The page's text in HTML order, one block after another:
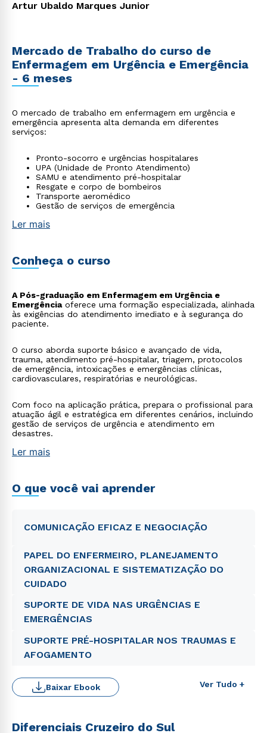
Artur Ubaldo Marques Junior
Mercado de Trabalho do curso de
Enfermagem em Urgência e Emergência
- 6 meses
O mercado de trabalho em enfermagem em urgência e
emergência apresenta alta demanda em diferentes
serviços:
Pronto-socorro e urgências hospitalares
UPA (Unidade de Pronto Atendimento)
SAMU e atendimento pré-hospitalar
Resgate e corpo de bombeiros
Transporte aeromédico
Gestão de serviços de emergência
Ler mais
Conheça o curso
A Pós-graduação em Enfermagem em Urgência e
Emergênciaoferece uma formação especializada, alinhada
às exigências do atendimento imediato e à segurança do
paciente.
O curso aborda suporte básico e avançado de vida,
trauma, atendimento pré-hospitalar, triagem, protocolos
de emergência, intoxicações e emergências clínicas,
cardiovasculares, respiratórias e neurológicas.
Com foco na aplicação prática, prepara o profissional para
atuação ágil e estratégica em diferentes cenários, incluindo
gestão de serviços de urgência e atendimento em
desastres.
Ler mais
O que você vai aprender
COMUNICAÇÃO EFICAZ E NEGOCIAÇÃO
PAPEL DO ENFERMEIRO, PLANEJAMENTO
ORGANIZACIONAL E SISTEMATIZAÇÃO DO
CUIDADO
SUPORTE DE VIDA NAS URGÊNCIAS E
EMERGÊNCIAS
SUPORTE PRÉ-HOSPITALAR NOS TRAUMAS E
AFOGAMENTO
Ver Tudo +
Baixar Ebook
Diferenciais Cruzeiro do Sul